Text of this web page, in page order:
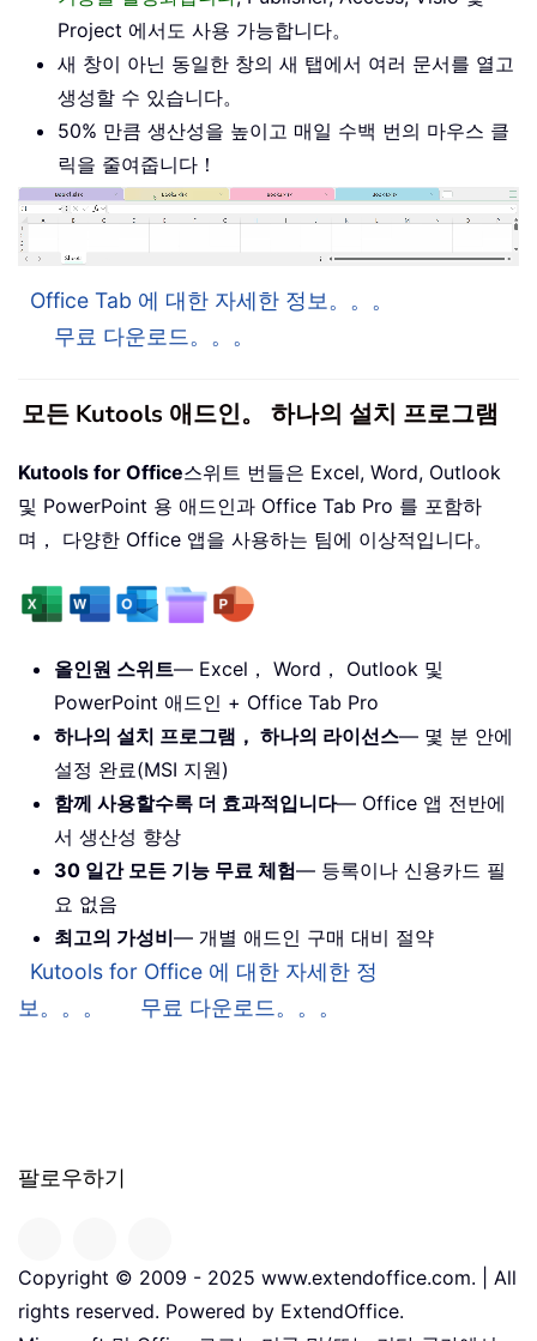
Project 에서도 사용 가능합니다。
새 창이 아닌 동일한 창의 새 탭에서 여러 문서를 열고
생성할 수 있습니다。
50% 만큼 생산성을 높이고 매일 수백 번의 마우스 클
릭을 줄여줍니다！
Office Tab 에 대한 자세한 정보。。。
무료 다운로드。。。
모든 Kutools 애드인。 하나의 설치 프로그램
Kutools for Office스위트 번들은 Excel, Word, Outlook
및 PowerPoint 용 애드인과 Office Tab Pro 를 포함하
며， 다양한 Office 앱을 사용하는 팀에 이상적입니다。
올인원 스위트— Excel， Word， Outlook 및
PowerPoint 애드인 + Office Tab Pro
하나의 설치 프로그램， 하나의 라이선스— 몇 분 안에
설정 완료(MSI 지원)
함께 사용할수록 더 효과적입니다— Office 앱 전반에
서 생산성 향상
30 일간 모든 기능 무료 체험— 등록이나 신용카드 필
요 없음
최고의 가성비— 개별 애드인 구매 대비 절약
Kutools for Office 에 대한 자세한 정
보。。。
무료 다운로드。。。
팔로우하기
Copyright © 2009 - 2025 www.extendoffice.com. | All
rights reserved. Powered by ExtendOffice.